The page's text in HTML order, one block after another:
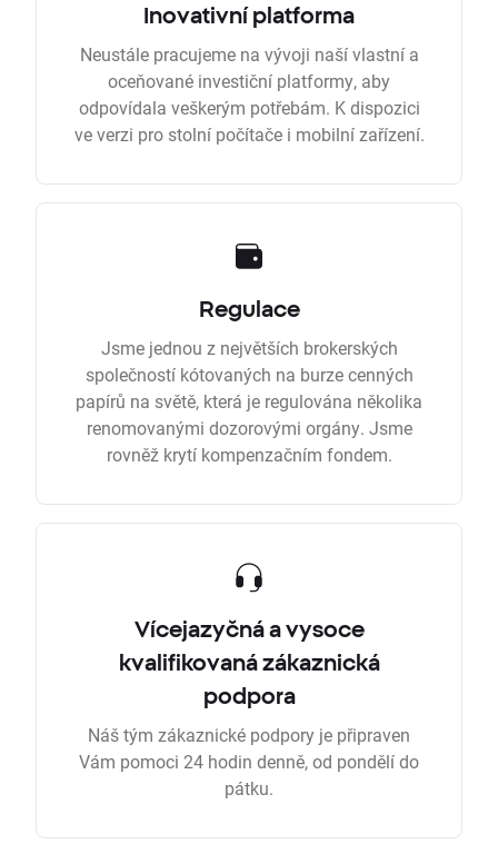
Inovativní platforma
Neustále pracujeme na vývoji naší vlastní a
oceňované investiční platformy, aby
odpovídala veškerým potřebám. K dispozici
ve verzi pro stolní počítače i mobilní zařízení.
Regulace
Jsme jednou z největších brokerských
společností kótovaných na burze cenných
papírů na světě, která je regulována několika
renomovanými dozorovými orgány. Jsme
rovněž krytí kompenzačním fondem.
Vícejazyčná a vysoce
kvalifikovaná zákaznická
podpora
Náš tým zákaznické podpory je připraven
Vám pomoci 24 hodin denně, od pondělí do
pátku.